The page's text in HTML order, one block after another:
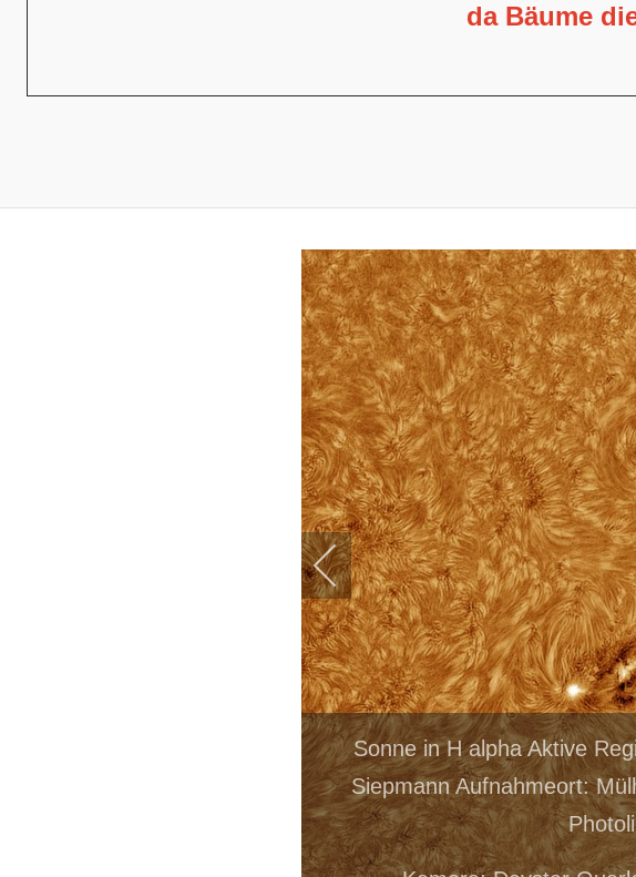
da Bäume
Sonne in H alpha Aktive
Siepmann Aufnahmeort: